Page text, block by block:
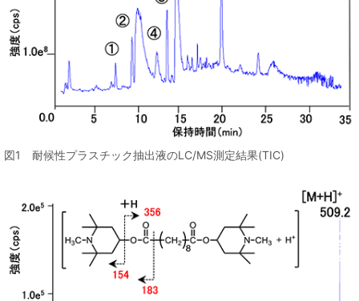
図1 耐候性プラスチック抽出液のLC/MS測定結果(TIC)